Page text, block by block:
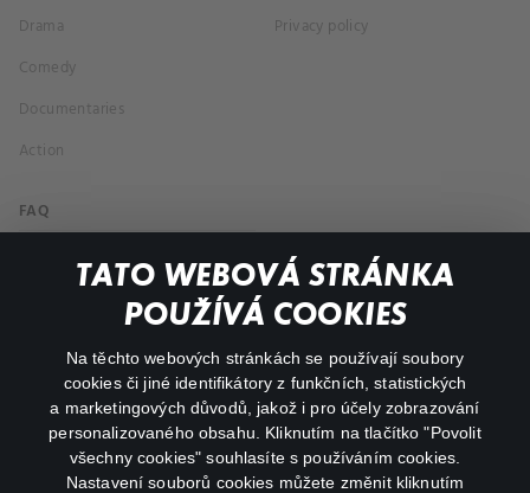
TATO WEBOVÁ STRÁNKA
POUŽÍVÁ COOKIES
Na těchto webových stránkách se používají soubory
cookies či jiné identifikátory z funkčních, statistických
a marketingových důvodů, jakož i pro účely zobrazování
personalizovaného obsahu. Kliknutím na tlačítko "Povolit
všechny cookies" souhlasíte s používáním cookies.
Nastavení souborů cookies můžete změnit kliknutím
Drama
Comedy
Documentaries
Action
Privacy policy
FAQ
My profile
facebookinstagram
youtube